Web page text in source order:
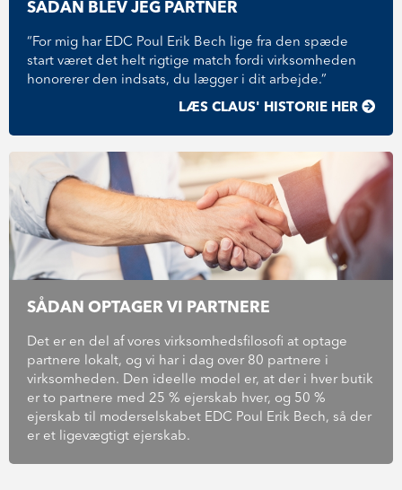
SÅDAN BLEV JEG PARTNER
“For mig har EDC Poul Erik Bech lige fra den spæde
start været det helt rigtige match fordi virksomheden
honorerer den indsats, du lægger i dit arbejde.”
LÆS CLAUS' HISTORIE HER
SÅDAN OPTAGER VI PARTNERE
Det er en del af vores virksomhedsfilosofi at optage
partnere lokalt, og vi har i dag over 80 partnere i
virksomheden. Den ideelle model er, at der i hver butik
er to partnere med 25 % ejerskab hver, og 50 %
ejerskab til moderselskabet EDC Poul Erik Bech, så der
er et ligevægtigt ejerskab.